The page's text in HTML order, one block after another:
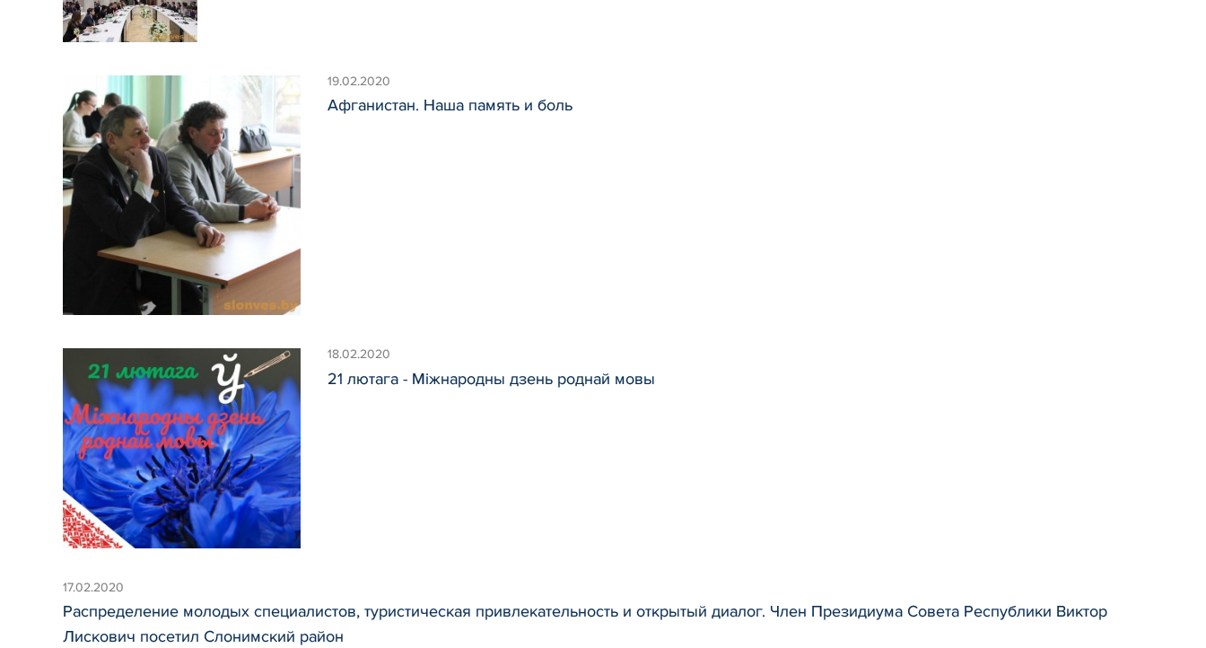
19.02.2020
Афганистан. Наша память и боль
18.02.2020
21 лютага - Міжнародны дзень роднай мовы
17.02.2020
Распределение молодых специалистов, туристическая привлекательность и открытый диалог. Член Президиума Совета Республики Виктор
Лискович посетил Слонимский район